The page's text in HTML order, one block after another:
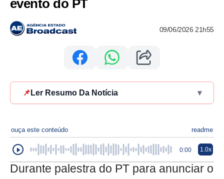
evento do PT
09/06/2026 21h55
📌 Ler Resumo Da Notícia ▾
ouça este conteúdo readme
0:00 1.0x
Durante palestra do PT para anunciar o